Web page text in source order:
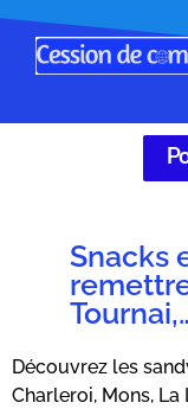
Snacks
Découvrez les
Charleroi, Mons,